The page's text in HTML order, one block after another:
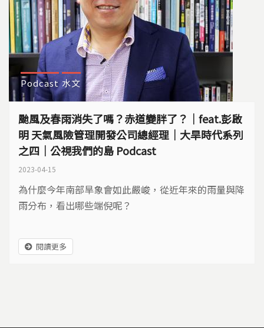
Podcast 水文
颱風及春雨消失了嗎？赤道變胖了？｜feat.彭啟
明 天氣風險管理開發公司總經理｜大旱時代系列
之四｜公視我們的島 Podcast
2023-04-15
為什麼今年南部旱象會如此嚴峻，從近年來的雨量與降
雨分布，看出哪些端倪呢？
閱讀更多